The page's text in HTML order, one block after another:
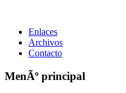
Enlaces
Archivos
Contacto
MenÃº principal